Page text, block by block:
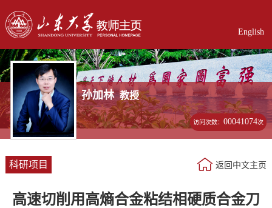
English
孙加林 教授
访问次数：00041074次
科研项目 返回中文主页
高速切削用高熵合金粘结相硬质合金刀